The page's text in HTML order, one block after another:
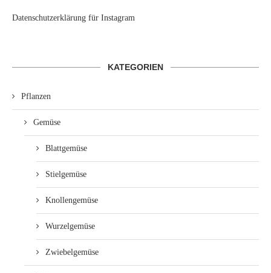
Datenschutzerklärung für Instagram
KATEGORIEN
Pflanzen
Gemüse
Blattgemüse
Stielgemüse
Knollengemüse
Wurzelgemüse
Zwiebelgemüse